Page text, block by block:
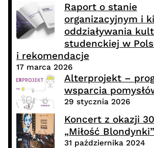
Raport o stanie
organizacyjnym i
oddziaływania
studenckiej w
i rekomendacje
17 marca 2026
Alterprojekt –
wsparcia
29 stycznia 2026
Koncert z okazji
„Miłość Blondynki”
31 października 2024